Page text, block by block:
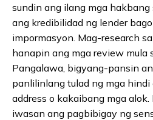
sundin ang ilang mga hakbang
ang kredibilidad ng lender
impormasyon. Mag-research
hanapin ang mga review mula
Pangalawa, bigyang-pansin
panlilinlang tulad ng mga hindi
address o kakaibang mga
iwasan ang pagbibigay ng